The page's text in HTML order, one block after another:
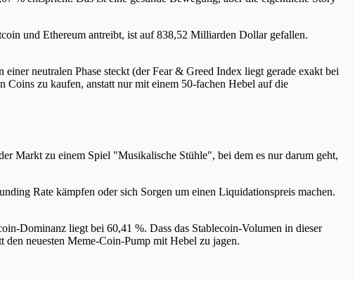
und Ethereum antreibt, ist auf 838,52 Milliarden Dollar gefallen.
neutralen Phase steckt (der Fear & Greed Index liegt gerade exakt bei
Coins zu kaufen, anstatt nur mit einem 50-fachen Hebel auf die
Markt zu einem Spiel "Musikalische Stühle", bei dem es nur darum geht,
Rate kämpfen oder sich Sorgen um einen Liquidationspreis machen.
Dominanz liegt bei 60,41 %. Dass das Stablecoin-Volumen in dieser
neuesten Meme-Coin-Pump mit Hebel zu jagen.